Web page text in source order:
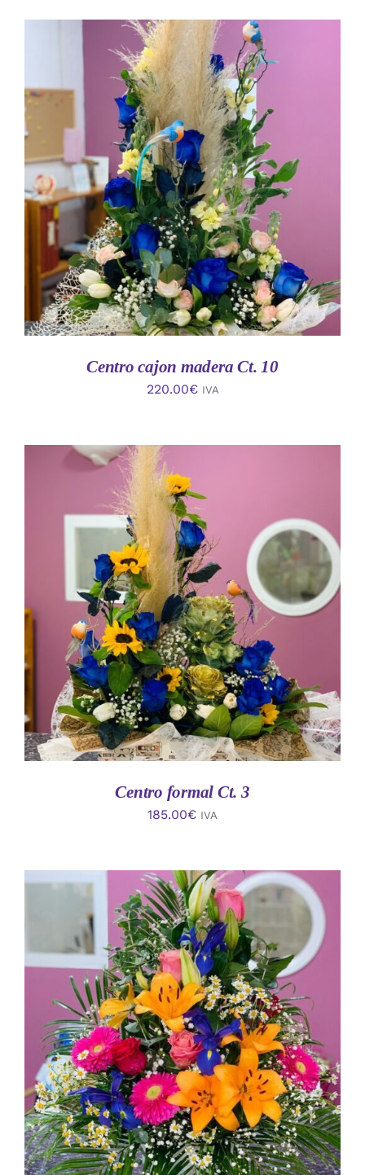
AÑADIR AL CARRITO
/
DETALLES
Centro cajon madera Ct. 10
220.00€ IVA
AÑADIR AL CARRITO
/
DETALLES
Centro formal Ct. 3
185.00€ IVA
AÑADIR AL CARRITO
/
DETALLES